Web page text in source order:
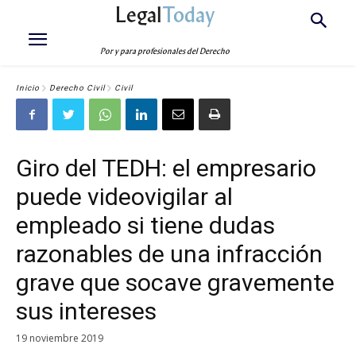
LegalToday
Por y para profesionales del Derecho
Inicio Derecho Civil Civil
Giro del TEDH: el empresario
puede videovigilar al
empleado si tiene dudas
razonables de una infracción
grave que socave gravemente
sus intereses
19 noviembre 2019